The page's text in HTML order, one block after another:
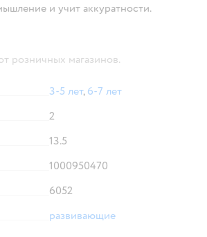
и учит аккуратности.
розничных магазинов.
3-5 лет, 6-7 лет
2
13.5
1000950470
6052
развивающие